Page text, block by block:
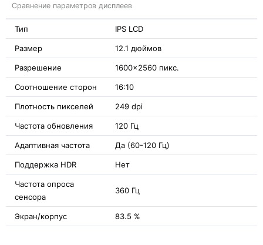
Сравнение параметров дисплеев
Тип IPS LCD
Размер 12.1 дюймов
Разрешение 1600x2560 пикс.
Соотношение сторон 16:10
Плотность пикселей 249 dpi
Частота обновления 120 Гц
Адаптивная частота Да (60-120 Гц)
Поддержка HDR Нет
Частота опроса
сенсора
360 Гц
Экран/корпус 83.5 %